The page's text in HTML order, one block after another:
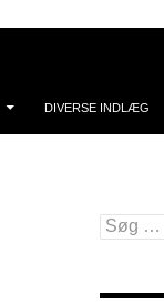
DIVERSE INDLÆG
Søg
efter: